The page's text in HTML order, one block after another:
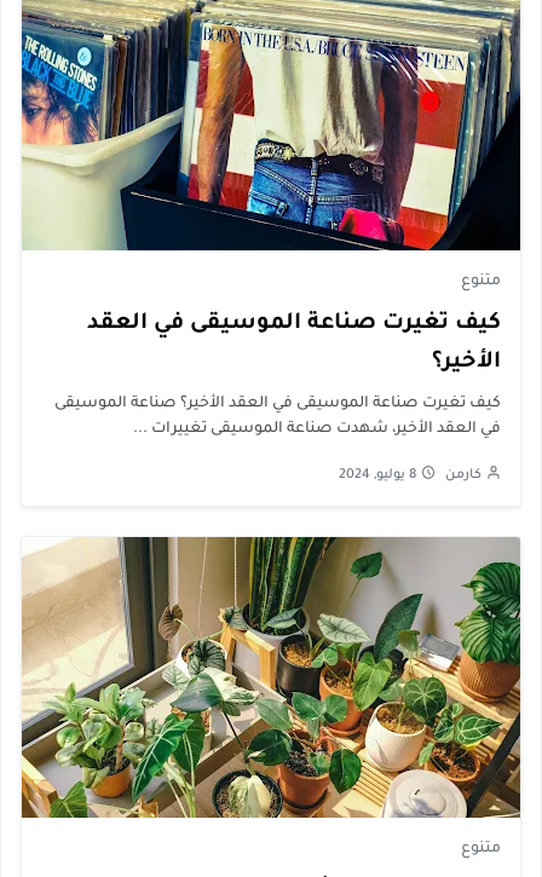
متنوع
كيف تغيرت صناعة الموسيقى في العقد
الأخير؟
كيف تغيرت صناعة الموسيقى في العقد الأخير؟ صناعة الموسيقى
في العقد الأخير، شهدت صناعة الموسيقى تغييرات ...
كارمن 8 يوليو, 2024
متنوع